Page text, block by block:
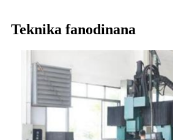
Teknika fanodinana